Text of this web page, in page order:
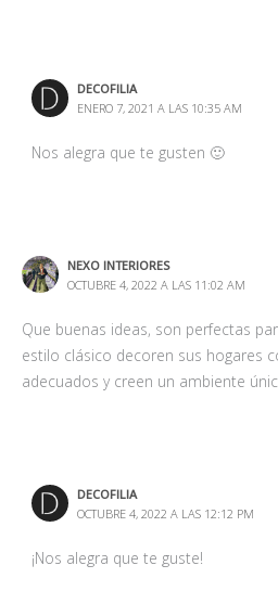
DECOFILIA
ENERO 7, 2021 A LAS 10:35 AM
Nos alegra que te gusten 🙂
NEXO INTERIORES
OCTUBRE 4, 2022 A LAS 11:02 AM
Que buenas ideas, son perfectas
estilo clásico decoren sus hogares
adecuados y creen un ambiente
DECOFILIA
OCTUBRE 4, 2022 A LAS 12:12 PM
¡Nos alegra que te guste!